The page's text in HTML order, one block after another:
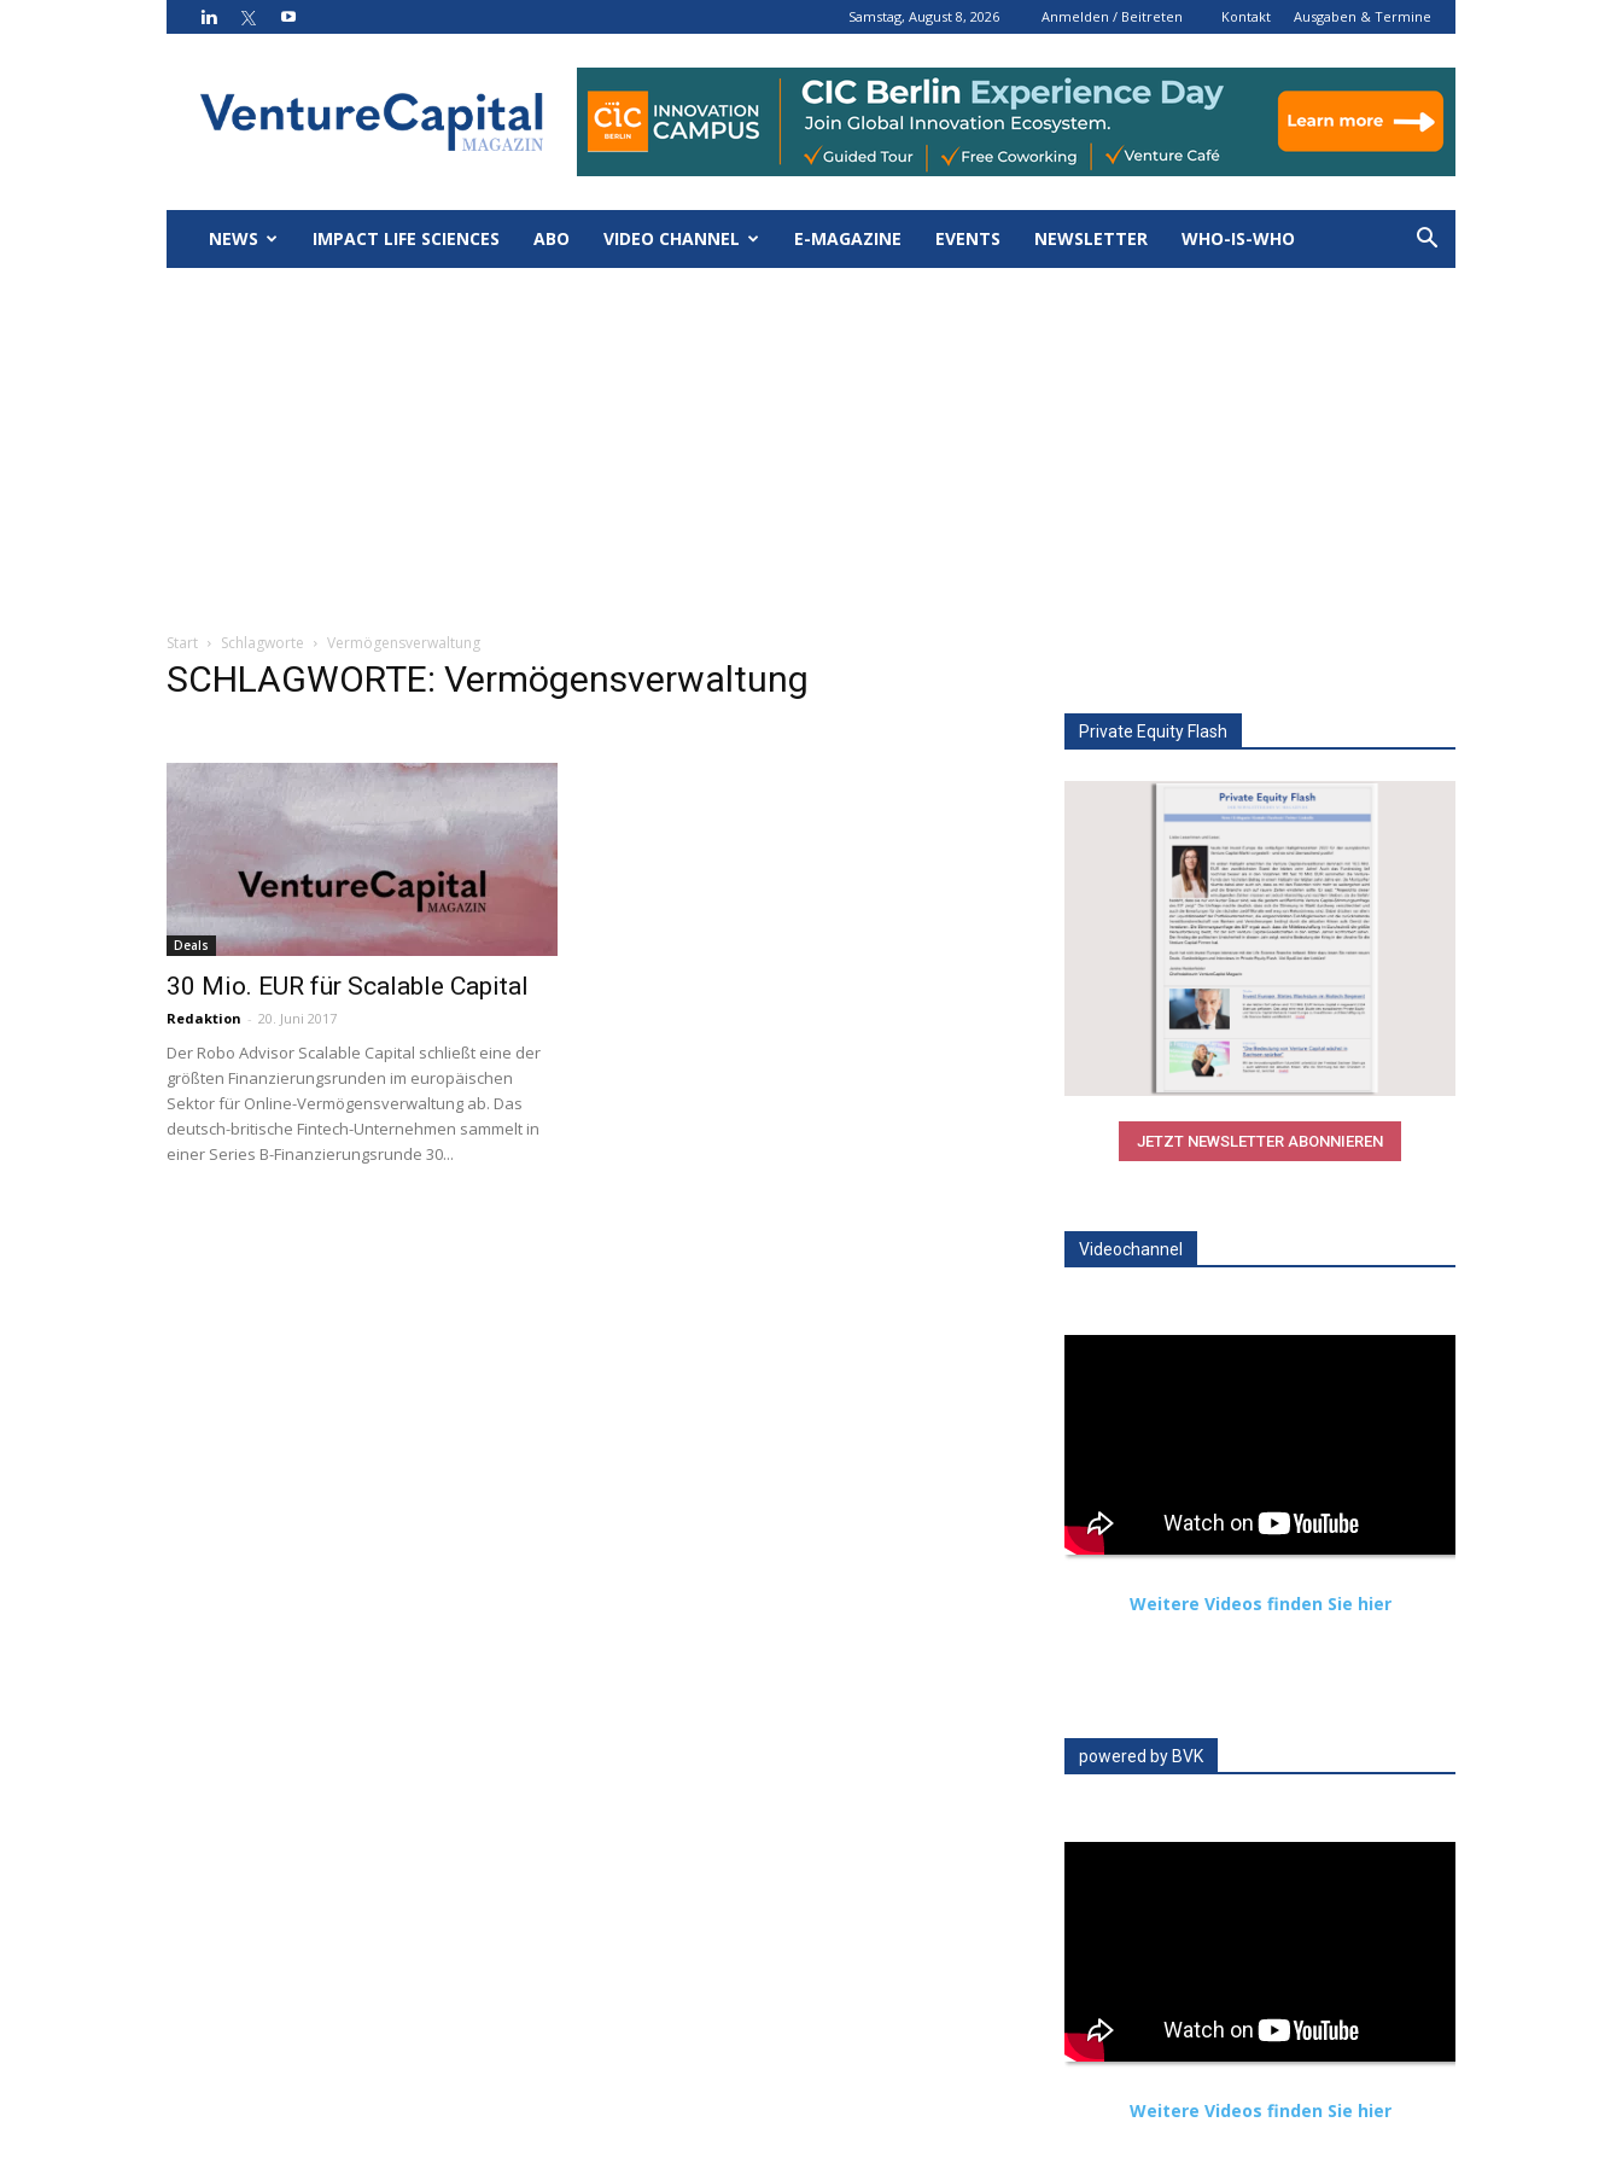
Samstag, August 8, 2026 Anmelden / Beitreten Kontakt Ausgaben & Termine
Magazin
NEWS IMPACT LIFE SCIENCES ABO VIDEO CHANNEL E-MAGAZINE EVENTS NEWSLETTER WHO-IS-WHO
Start Schlagworte Vermögensverwaltung
SCHLAGWORTE: Vermögensverwaltung
Deals
30 Mio. EUR für Scalable Capital
Redaktion - 20. Juni 2017
Der Robo Advisor Scalable Capital schließt eine der
größten Finanzierungsrunden im europäischen
Sektor für Online-Vermögensverwaltung ab. Das
deutsch-britische Fintech-Unternehmen sammelt in
einer Series B-Finanzierungsrunde 30...
Private Equity Flash
JETZT NEWSLETTER ABONNIEREN
Videochannel
Weitere Videos finden Sie hier
powered by BVK
Weitere Videos finden Sie hier